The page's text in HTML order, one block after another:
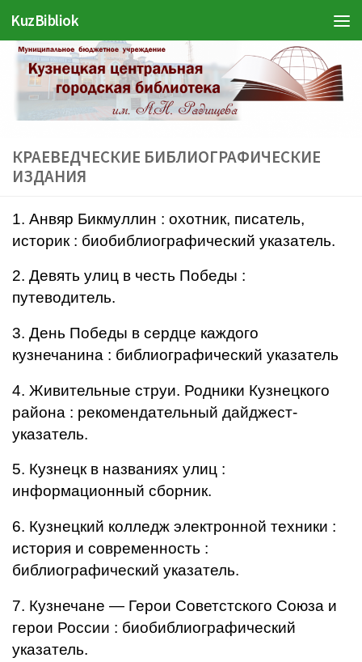
Перейти к содержимому
KuzBibliok
КРАЕВЕДЧЕСКИЕ БИБЛИОГРАФИЧЕСКИЕ
ИЗДАНИЯ
1. Анвяр Бикмуллин : охотник, писатель,
историк : биобиблиографический указатель.
2. Девять улиц в честь Победы :
путеводитель.
3. День Победы в сердце каждого
кузнечанина : библиографический указатель
4. Живительные струи. Родники Кузнецкого
района : рекомендательный дайджест-
указатель.
5. Кузнецк в названиях улиц :
информационный сборник.
6. Кузнецкий колледж электронной техники :
история и современность :
библиографический указатель.
7. Кузнечане — Герои Советстского Союза и
герои России : биобиблиографический
указатель.